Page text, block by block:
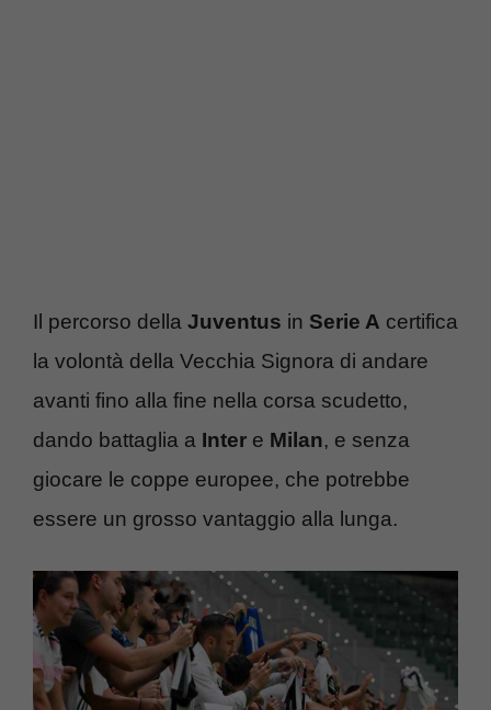
Il percorso della Juventus in Serie A certifica
la volontà della Vecchia Signora di andare
avanti fino alla fine nella corsa scudetto,
dando battaglia a Inter e Milan, e senza
giocare le coppe europee, che potrebbe
essere un grosso vantaggio alla lunga.